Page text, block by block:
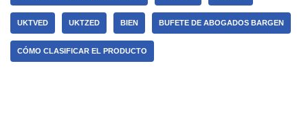
UKTVED UKTZED BIEN BUFETE DE ABOGADOS BARGEN
CÓMO CLASIFICAR EL PRODUCTO